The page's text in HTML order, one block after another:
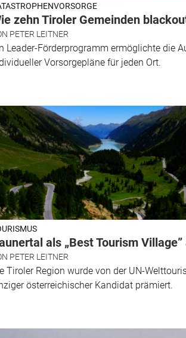
zehn Tiroler Gemeinden
PETER LEITNER
Leader-Förderprogramm ermöglichte die
Vorsorgepläne für jeden Ort.
als „Best Tourism
PETER LEITNER
Tiroler Region wurde von der UN-
österreichischer Kandidat prämiert.